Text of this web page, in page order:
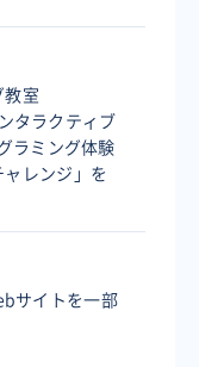
室
タラクティブ
ラミング体験
レンジ」を
サイトを一部